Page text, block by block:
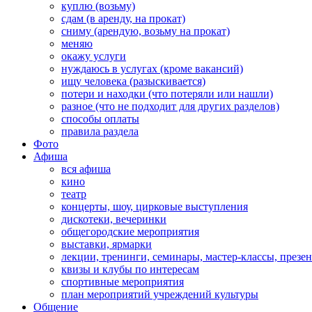
куплю (возьму)
сдам (в аренду, на прокат)
сниму (арендую, возьму на прокат)
меняю
окажу услуги
нуждаюсь в услугах (кроме вакансий)
ищу человека (разыскивается)
потери и находки (что потеряли или нашли)
разное (что не подходит для других разделов)
способы оплаты
правила раздела
Фото
Афиша
вся афиша
кино
театр
концерты, шоу, цирковые выступления
дискотеки, вечеринки
общегородские мероприятия
выставки, ярмарки
лекции, тренинги, семинары, мастер-классы,
квизы и клубы по интересам
спортивные мероприятия
план мероприятий учреждений культуры
Общение